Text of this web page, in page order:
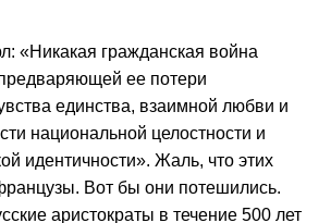
«Никакая гражданская война
ее потери
единства, взаимной любви и
национальной целостности и
идентичности». Жаль, что этих
Вот бы они потешились.
аристократы в течение 500 лет